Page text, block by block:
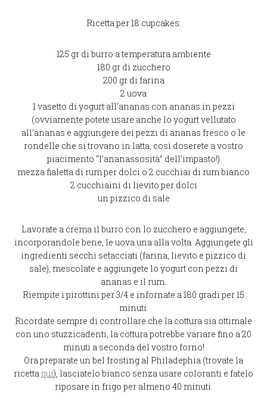
Ricetta per 18 cupcakes:
125 gr di burro a temperatura ambiente
180 gr di zucchero
200 gr di farina
2 uova
1 vasetto di yogurt all’ananas con ananas in pezzi
(ovviamente potete usare anche lo yogurt vellutato
all’ananas e aggiungere dei pezzi di ananas fresco o le
rondelle che si trovano in latta, così doserete a vostro
piacimento “l’ananassosità” dell’impasto!)
mezza fialetta di rum per dolci o 2 cucchiai di rum bianco
2 cucchiaini di lievito per dolci
un pizzico di sale
Lavorate a crema il burro con lo zucchero e aggiungete,
incorporandole bene, le uova una alla volta. Aggiungete gli
ingredienti secchi setacciati (farina, lievito e pizzico di
sale), mescolate e aggiungete lo yogurt con pezzi di
ananas e il rum.
Riempite i pirottini per 3/4 e infornate a 180 gradi per 15
minuti.
Ricordate sempre di controllare che la cottura sia ottimale
con uno stuzzicadenti, la cottura potrebbe variare fino a 20
minuti a seconda del vostro forno!
Ora preparate un bel frosting al Philadephia (trovate la
ricetta qui), lasciatelo bianco senza usare coloranti e fatelo
riposare in frigo per almeno 40 minuti.